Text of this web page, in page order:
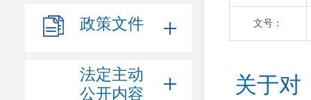
政策文件
法定主动
公开内容
文号：
关于对